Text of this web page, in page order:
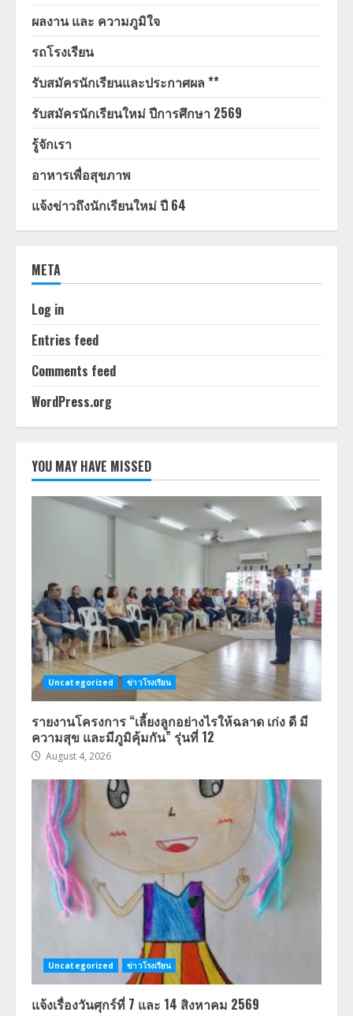
ผลงาน และ ความภูมิใจ
รถโรงเรียน
รับสมัครนักเรียนและประกาศผล **
รับสมัครนักเรียนใหม่ ปีการศึกษา 2569
รู้จักเรา
อาหารเพื่อสุขภาพ
แจ้งข่าวถึงนักเรียนใหม่ ปี 64
META
Log in
Entries feed
Comments feed
WordPress.org
YOU MAY HAVE MISSED
Uncategorized ข่าวโรงเรียน
รายงานโครงการ “เลี้ยงลูกอย่างไรให้ฉลาด เก่ง ดี มี
ความสุข และมีภูมิคุ้มกัน” รุ่นที่ 12
August 4, 2026
Uncategorized ข่าวโรงเรียน
แจ้งเรื่องวันศุกร์ที่ 7 และ 14 สิงหาคม 2569